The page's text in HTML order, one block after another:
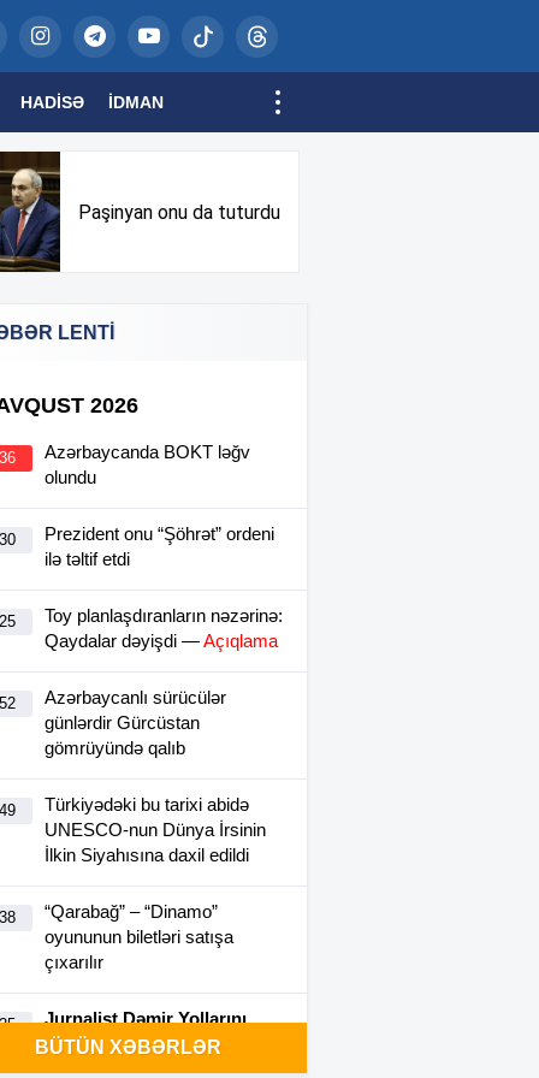
HADISƏ İDMAN
Paşinyan onu da tuturdu
LENTİ
2026
Azərbaycanda BOKT ləğv
olundu
Prezident onu “Şöhrət” ordeni
ilə təltif etdi
Toy planlaşdıranların nəzərinə:
Qaydalar dəyişdi —Açıqlama
Azərbaycanlı sürücülər
günlərdir Gürcüstan
gömrüyündə qalıb
Türkiyədəki bu tarixi abidə
UNESCO-nun Dünya İrsinin
İlkin Siyahısına daxil edildi
“Qarabağ” – “Dinamo”
oyununun biletləri satışa
çıxarılır
Jurnalist Dəmir Yollarını
“yıxıb-sürüdü” – Xəcalət
çəkirsiniz?
BÜTÜN XƏBƏRLƏR